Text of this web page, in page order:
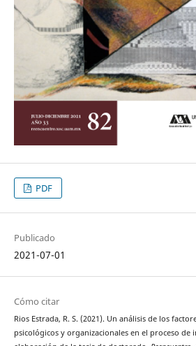
PDF
Publicado
2021-07-01
Cómo citar
Rios Estrada, R. S. (2021). Un análisis de los
psicológicos y organizacionales en el proceso de